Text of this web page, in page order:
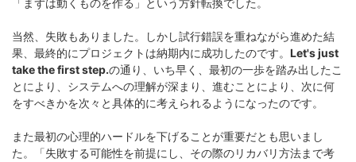
「まずは動くものを作る」という方針転換でした。
当然、失敗もありました。しかし試行錯誤を重ねながら進めた結
果、最終的にプロジェクトは納期内に成功したのです。 Let's just
take the first step.の通り、いち早く、最初の一歩を踏み出したこ
とにより、システムへの理解が深まり、進むことにより、次に何
をすべきかを次々と具体的に考えられるようになったのです。
また最初の心理的ハードルを下げることが重要だとも思いまし
た。「失敗する可能性を前提にし、その際のリカバリ方法まで考